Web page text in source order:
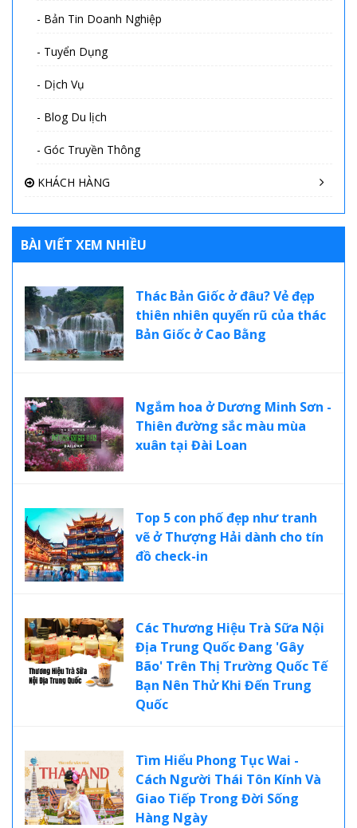
- Bản Tin Doanh Nghiệp
- Tuyển Dụng
- Dịch Vụ
- Blog Du lịch
- Góc Truyền Thông
KHÁCH HÀNG
BÀI VIẾT XEM NHIỀU
Thác Bản Giốc ở đâu? Vẻ đẹp
thiên nhiên quyến rũ của thác
Bản Giốc ở Cao Bằng
Ngắm hoa ở Dương Minh Sơn -
Thiên đường sắc màu mùa
xuân tại Đài Loan
Top 5 con phố đẹp như tranh
vẽ ở Thượng Hải dành cho tín
đồ check-in
Các Thương Hiệu Trà Sữa Nội
Địa Trung Quốc Đang 'Gây
Bão' Trên Thị Trường Quốc Tế
Bạn Nên Thử Khi Đến Trung
Quốc
Tìm Hiểu Phong Tục Wai -
Cách Người Thái Tôn Kính Và
Giao Tiếp Trong Đời Sống
Hàng Ngày